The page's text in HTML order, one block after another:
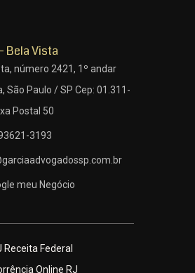
Bela Vista
número 2421, 1º andar
São Paulo / SP Cep: 01.311-
Postal 50
3193
meu Negócio
Receita Federal
Online RJ